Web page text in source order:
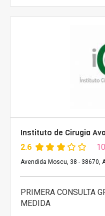
Instituto de Cirugia
2.6
Avendida Moscu, 38 - 38670,
PRIMERA CONSULTA
MEDIDA